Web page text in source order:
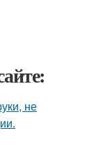
не